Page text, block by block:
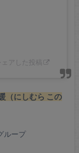
アした投稿
（にしむら この
ループ